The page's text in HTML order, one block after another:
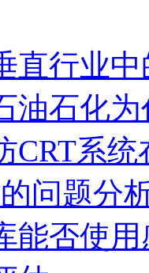
直行业
油石化
CRT系
问题分
能否使